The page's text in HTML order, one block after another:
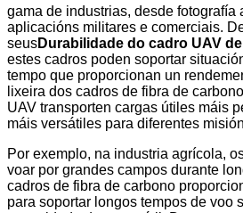
gama de industrias, desde fotografía
aplicacións militares e comerciais.
seusDurabilidade do cadro UAV
estes cadros poden soportar
tempo que proporcionan un
lixeira dos cadros de fibra de
UAV transporten cargas útiles máis
máis versátiles para diferentes
Por exemplo, na industria agrícola,
voar por grandes campos durante
cadros de fibra de carbono
para soportar longos tempos de voo